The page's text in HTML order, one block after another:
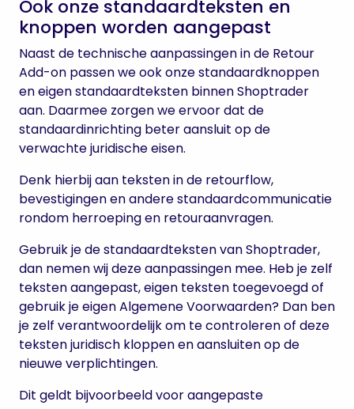
Ook onze standaardteksten en
knoppen worden aangepast
Naast de technische aanpassingen in de Retour
Add-on passen we ook onze standaardknoppen
en eigen standaardteksten binnen Shoptrader
aan. Daarmee zorgen we ervoor dat de
standaardinrichting beter aansluit op de
verwachte juridische eisen.
Denk hierbij aan teksten in de retourflow,
bevestigingen en andere standaardcommunicatie
rondom herroeping en retouraanvragen.
Gebruik je de standaardteksten van Shoptrader,
dan nemen wij deze aanpassingen mee. Heb je zelf
teksten aangepast, eigen teksten toegevoegd of
gebruik je eigen Algemene Voorwaarden? Dan ben
je zelf verantwoordelijk om te controleren of deze
teksten juridisch kloppen en aansluiten op de
nieuwe verplichtingen.
Dit geldt bijvoorbeeld voor aangepaste